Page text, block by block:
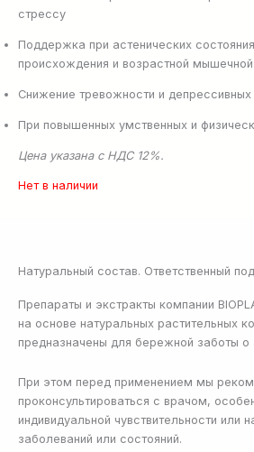
стрессу
Поддержка при астенических
происхождения и возрастной
Снижение тревожности и депрессивных
При повышенных умственных и
Цена указана с НДС 12%.
Нет в наличии
Натуральный состав. Ответственный
Препараты и экстракты компании
на основе натуральных растительных
предназначены для бережной заботы
При этом перед применением мы
проконсультироваться с врачом,
индивидуальной чувствительности или
заболеваний или состояний.